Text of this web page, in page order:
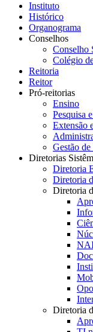
Instituto
Histórico
Organograma
Conselhos
Conselho
Colégio
Reitoria
Reitor
Pró-reitorias
Ensino
Pesquisa
Extensão
Gestão de
Diretorias
Diretoria
Diretoria
Diretoria
Diretoria